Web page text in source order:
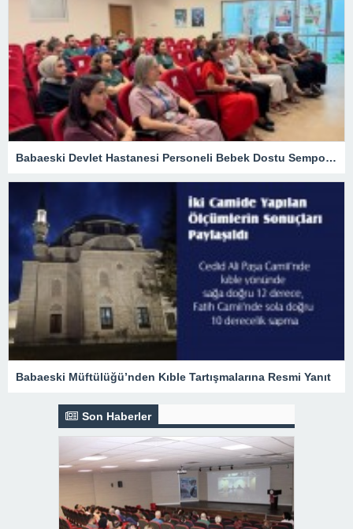
Babaeski Devlet Hastanesi Personeli Bebek Dostu Sempozyumunda
Babaeski Müftülüğü’nden Kıble Tartışmalarına Resmi Yanıt
Son Haberler